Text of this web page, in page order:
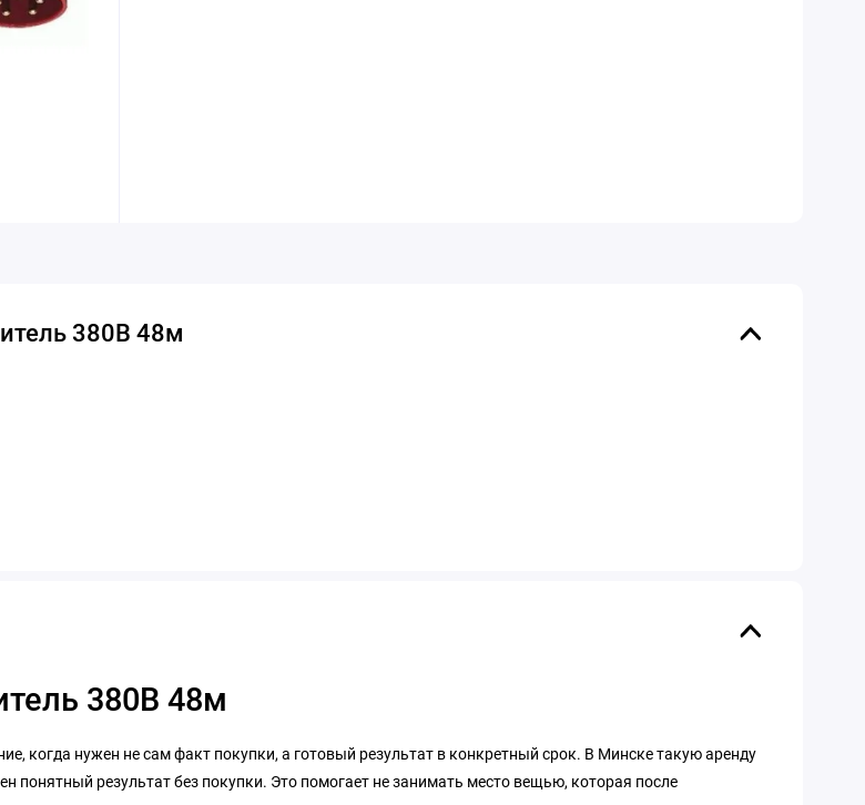
380В 48м
380В 48м
когда нужен не сам факт покупки, а готовый результат в конкретный срок. В Минске такую аренду
понятный результат без покупки. Это помогает не занимать место вещью, которая после